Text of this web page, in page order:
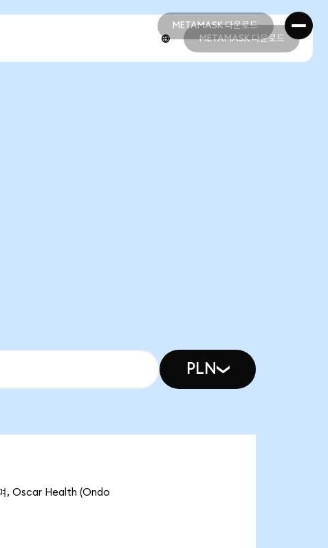
METAMASK 다운로드
METAMASK 다운로드
METAMASK 다운로드
PLN
, Oscar Health (Ondo